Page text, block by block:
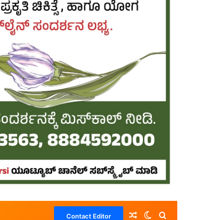
Contact Editor Random Article
Switch skin
Search for